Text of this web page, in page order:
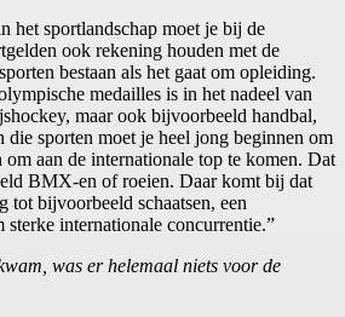
het sportlandschap moet je bij de
ook rekening houden met de
bestaan als het gaat om opleiding.
medailles is in het nadeel van
maar ook bijvoorbeeld handbal,
sporten moet je heel jong beginnen om
om aan de internationale top te komen. Dat
BMX-en of roeien. Daar komt bij dat
tot bijvoorbeeld schaatsen, een
sterke internationale concurrentie.”
was er helemaal niets voor de